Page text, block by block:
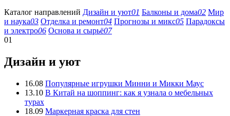
Каталог направлений Дизайн и уют01 Балконы и дома02 Мир
и наука03 Отделка и ремонт04 Прогнозы и микс05 Парадоксы
и электро06 Основа и сырьё07
01
Дизайн и уют
16.08 Популярные игрушки Минни и Микки Маус
13.10 В Китай на шоппинг: как я узнала о мебельных
турах
18.09 Маркерная краска для стен